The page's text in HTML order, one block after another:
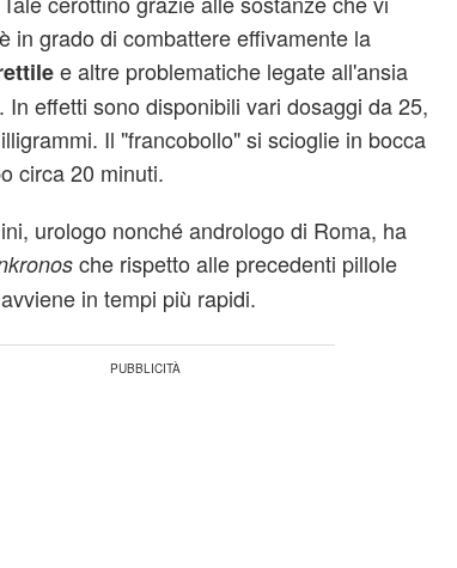
in grado di combattere effivamente la
e altre problematiche legate all'ansia
In effetti sono disponibili vari dosaggi da 25,
Il "francobollo" si scioglie in bocca
circa 20 minuti.
urologo nonché andrologo di Roma, ha
che rispetto alle precedenti pillole
in tempi più rapidi.